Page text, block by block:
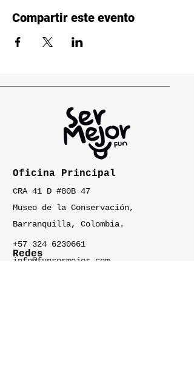
Compartir este evento
Oficina Principal
CRA 41 D #80B 47
Museo de la Conservación,
Barranquilla, Colombia.
+57 324 6230661
info@funsermejor.com
Redes